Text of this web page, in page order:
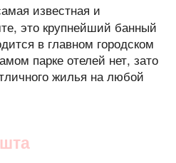
известная и
это крупнейший банный
в главном городском
парке отелей нет, зато
жилья на любой